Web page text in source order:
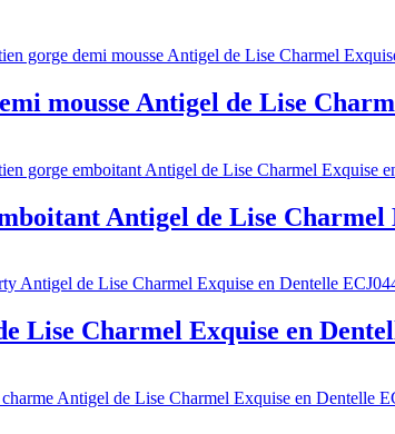
mousse Antigel de Lise
Antigel de Lise
Lise Charmel Exquise en